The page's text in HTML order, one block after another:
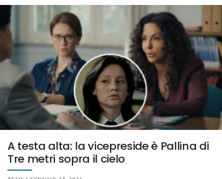
A testa alta: la vicepreside è Pallina di
Tre metri sopra il cielo